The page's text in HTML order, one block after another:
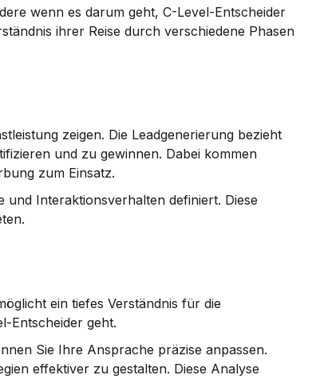
wenn es darum geht, C-Level-Entscheider
ihrer Reise durch verschiedene Phasen
zeigen. Die Leadgenerierung bezieht
und zu gewinnen. Dabei kommen
zum Einsatz.
Interaktionsverhalten definiert. Diese
ein tiefes Verständnis für die
Entscheider geht.
Sie Ihre Ansprache präzise anpassen.
effektiver zu gestalten. Diese Analyse